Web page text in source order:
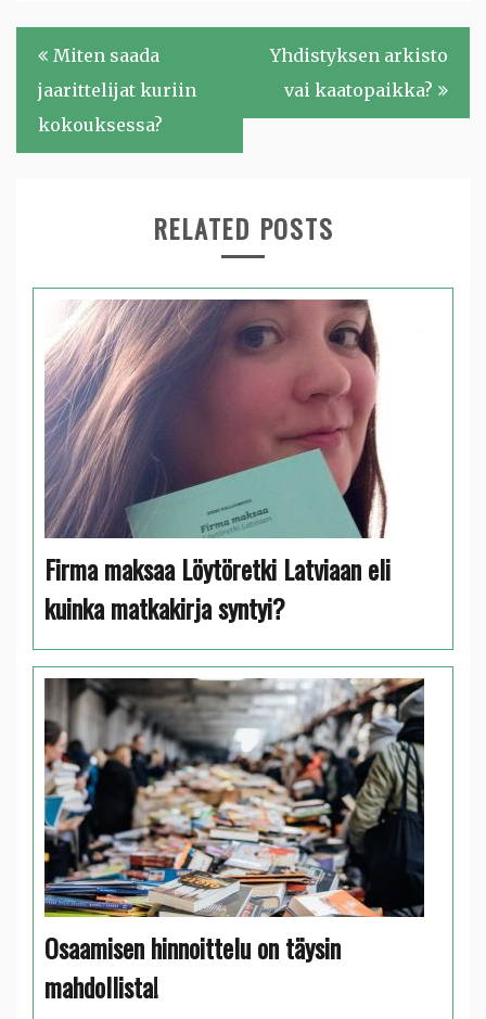
Artikkelien
selaus
Miten saada
jaarittelijat kuriin
kokouksessa?
Yhdistyksen arkisto
vai kaatopaikka?
RELATED POSTS
Firma maksaa Löytöretki Latviaan eli
kuinka matkakirja syntyi?
Osaamisen hinnoittelu on täysin
mahdollista!